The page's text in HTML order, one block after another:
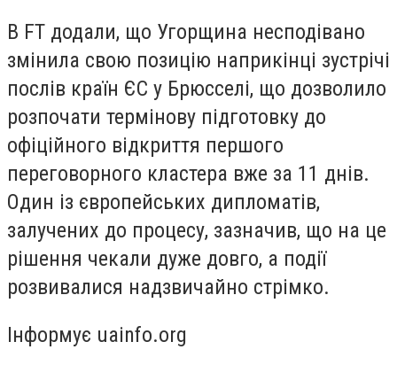
В FT додали, що Угорщина несподівано
змінила свою позицію наприкінці зустрічі
послів країн ЄС у Брюсселі, що дозволило
розпочати термінову підготовку до
офіційного відкриття першого
переговорного кластера вже за 11 днів.
Один із європейських дипломатів,
залучених до процесу, зазначив, що на це
рішення чекали дуже довго, а події
розвивалися надзвичайно стрімко.
Інформує uainfo.org